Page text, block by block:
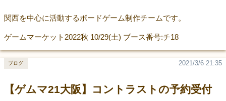
関西を中心に活動するボードゲーム制作チームです。
ゲームマーケット2022秋 10/29(土) ブース番号:チ18
【ゲムマ21大阪】コントラストの予約受付
2021/3/6 21:35
ブログ